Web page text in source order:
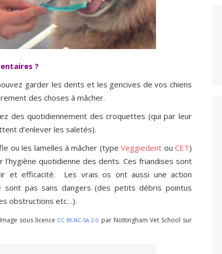
?
garder les dents et les gencives de vos chiens
des choses à mâcher.
des quotidiennement des croquettes (qui par leur
d’enlever les saletés).
ou les lamelles à mâcher (typeVeggiedent ouCET)
quotidienne des dents. Ces friandises sont
et efficacité. Les vrais os ont aussi une action
pas sans dangers (des petits débris pointus
obstructions etc…).
sous licence CC BY-NC-SA 2.0 par Nottingham Vet School sur